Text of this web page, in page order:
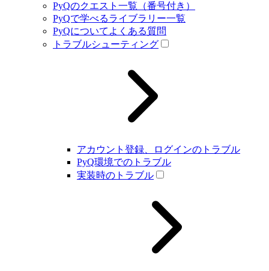
PyQのクエスト一覧（番号付き）
PyQで学べるライブラリー一覧
PyQについてよくある質問
トラブルシューティング
アカウント登録、ログインのトラブル
PyQ環境でのトラブル
実装時のトラブル